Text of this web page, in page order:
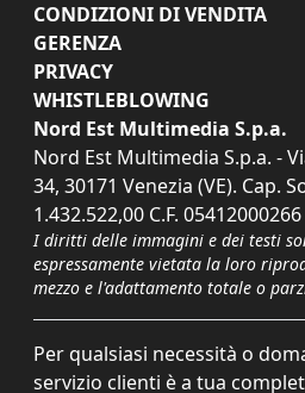
CONDIZIONI DI VENDITA
GERENZA
PRIVACY
WHISTLEBLOWING
Nord Est Multimedia S.p.a.
Nord Est Multimedia S.p.a. -
34, 30171 Venezia (VE). Cap.
1.432.522,00 C.F.
I diritti delle immagini e dei testi
espressamente vietata la loro
mezzo e l'adattamento totale o
Per qualsiasi necessità o
servizio clienti è a tua